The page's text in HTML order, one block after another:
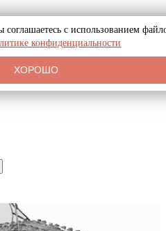
с использованием
конфиденциальности
ХОРОШО